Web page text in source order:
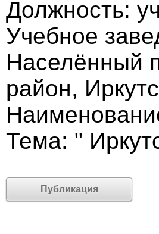
Должность:
Учебное
Населённый
район,
Тема: "
Публикация